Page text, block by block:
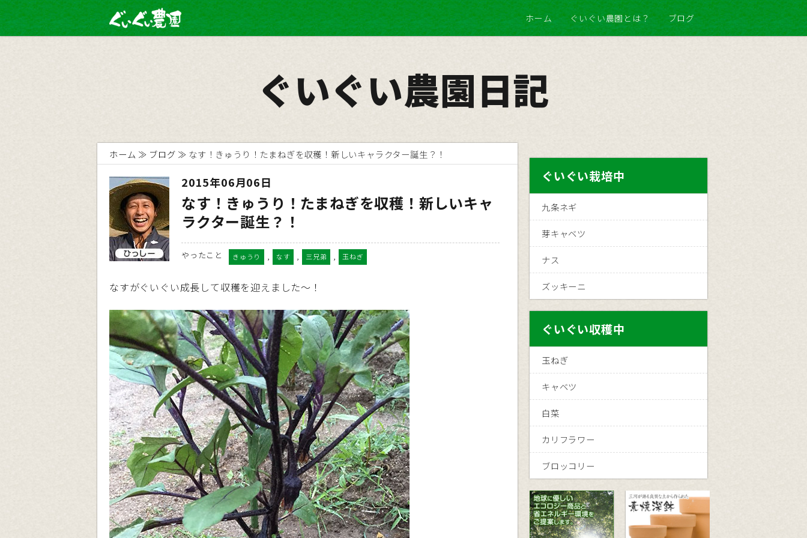
ホーム ぐいぐい農園とは？ ブログ
ぐいぐい農園日記
ホーム ブログ なす！きゅうり！たまねぎを収穫！新しいキャラクター誕生？！
2015年06月06日
なす！きゅうり！たまねぎを収穫！新しいキャ
ラクター誕生？！
やったこと きゅうり , なす , 三兄弟 , 玉ねぎ
なすがぐいぐい成長して収穫を迎えました〜！
ぐいぐい栽培中
九条ネギ
芽キャベツ
ナス
ズッキーニ
ぐいぐい収穫中
玉ねぎ
キャベツ
白菜
カリフラワー
ブロッコリー